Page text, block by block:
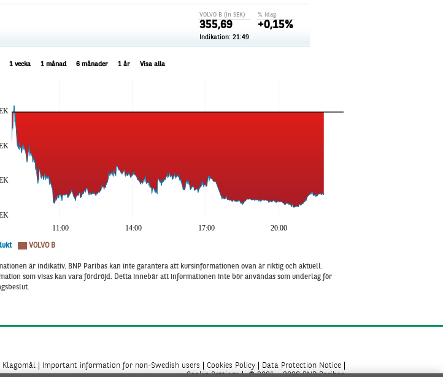
% idag
+0,15%
VOLVO B (in SEK)
355,69
Indikation: 21:49
1 vecka 1 månad 6 månader 1 år Visa alla
14:00 20:00
11:00 17:00
VOLVO B
är indikativ. BNP Paribas kan inte garantera att kursinformationen ovan är riktig och aktuell.
som visas kan vara fördröjd. Detta innebär att informationen inte bör användas som underlag för
Klagomål Important information for non-Swedish users Cookies Policy
Data Protection Notice
Cookie Settings
© 2001 - 2026 BNP Paribas